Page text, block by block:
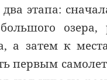
этапа:
а затем к
первым